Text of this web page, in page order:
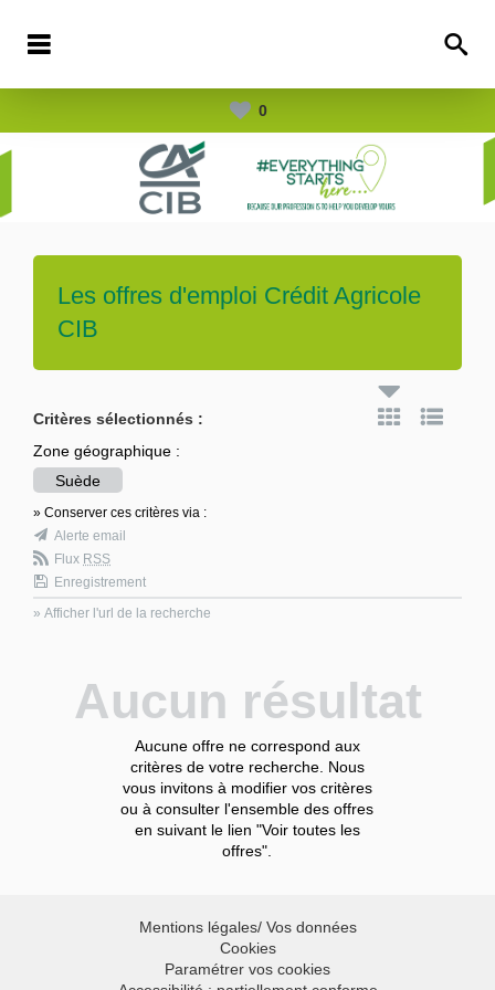
0
Les offres d'emploi Crédit Agricole
CIB
Critères sélectionnés :
Zone géographique :
Suède
» Conserver ces critères via :
Alerte email
Flux RSS
Enregistrement
» Afficher l'url de la recherche
Aucun résultat
Aucune offre ne correspond aux
critères de votre recherche. Nous
vous invitons à modifier vos critères
ou à consulter l'ensemble des offres
en suivant le lien "Voir toutes les
offres".
Mentions légales/ Vos données
Cookies
Paramétrer vos cookies